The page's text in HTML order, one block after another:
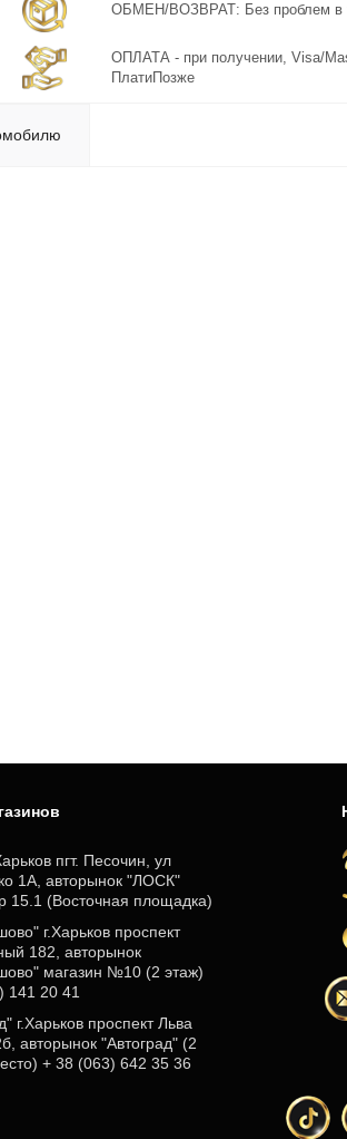
ОБМЕН/ВОЗВРАТ: Без проблем в
ОПЛАТА - при получении, Visa/
ПлатиПозже
пгт. Песочин, ул
1А, авторынок "ЛОСК"
15.1 (Восточная площадка)
г.Харьков проспект
182, авторынок
магазин №10 (2 этаж)
141 20 41
г.Харьков проспект Льва
авторынок "Автоград" (2
+ 38 (063) 642 35 36